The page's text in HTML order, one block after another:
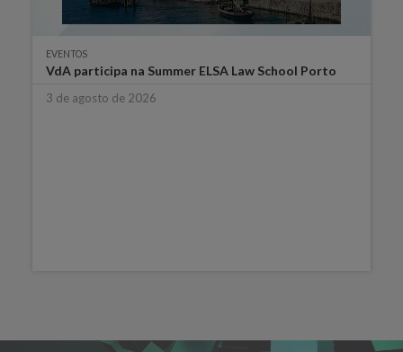
EVENTOS
VdA participa na Summer ELSA Law School Porto
3 de agosto de 2026